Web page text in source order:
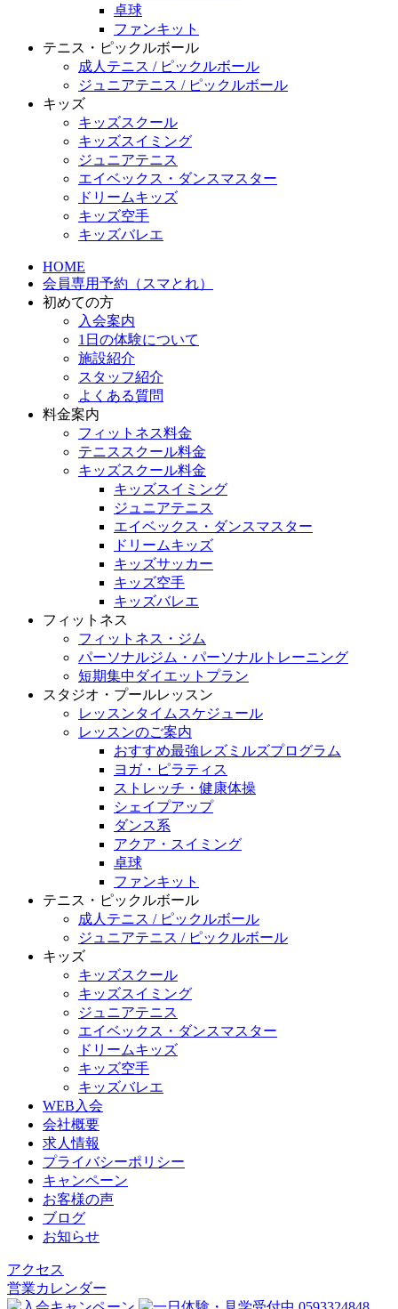
卓球
ファンキット
テニス・ピックルボール
成人テニス / ピックルボール
ジュニアテニス / ピックルボール
キッズ
キッズスクール
キッズスイミング
ジュニアテニス
エイベックス・ダンスマスター
ドリームキッズ
キッズ空手
キッズバレエ
HOME
会員専用予約（スマとれ）
初めての方
入会案内
1日の体験について
施設紹介
スタッフ紹介
よくある質問
料金案内
フィットネス料金
テニススクール料金
キッズスクール料金
キッズスイミング
ジュニアテニス
エイベックス・ダンスマスター
ドリームキッズ
キッズサッカー
キッズ空手
キッズバレエ
フィットネス
フィットネス・ジム
パーソナルジム・パーソナルトレーニング
短期集中ダイエットプラン
スタジオ・プールレッスン
レッスンタイムスケジュール
レッスンのご案内
おすすめ最強レズミルズプログラム
ヨガ・ピラティス
ストレッチ・健康体操
シェイプアップ
ダンス系
アクア・スイミング
卓球
ファンキット
テニス・ピックルボール
成人テニス / ピックルボール
ジュニアテニス / ピックルボール
キッズ
キッズスクール
キッズスイミング
ジュニアテニス
エイベックス・ダンスマスター
ドリームキッズ
キッズ空手
キッズバレエ
WEB入会
会社概要
求人情報
プライバシーポリシー
キャンペーン
お客様の声
ブログ
お知らせ
アクセス
営業カレンダー